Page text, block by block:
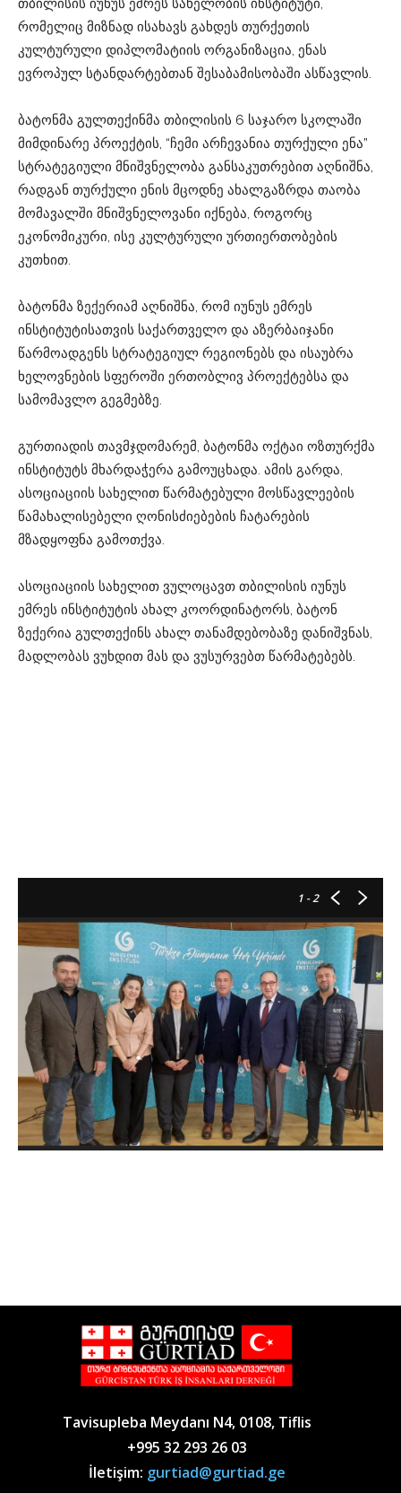
თბილისის იუნუს ემრეს სახელობის ინსტიტუტი,
რომელიც მიზნად ისახავს გახდეს თურქეთის
კულტურული დიპლომატიის ორგანიზაცია, ენას
ევროპულ სტანდარტებთან შესაბამისობაში ასწავლის.
ბატონმა გულთექინმა თბილისის 6 საჯარო სკოლაში
მიმდინარე პროექტის, “ჩემი არჩევანია თურქული ენა”
სტრატეგიული მნიშვნელობა განსაკუთრებით აღნიშნა,
რადგან თურქული ენის მცოდნე ახალგაზრდა თაობა
მომავალში მნიშვნელოვანი იქნება, როგორც
ეკონომიკური, ისე კულტურული ურთიერთობების
კუთხით.
ბატონმა ზექერიამ აღნიშნა, რომ იუნუს ემრეს
ინსტიტუტისათვის საქართველო და აზერბაიჯანი
წარმოადგენს სტრატეგიულ რეგიონებს და ისაუბრა
ხელოვნების სფეროში ერთობლივ პროექტებსა და
სამომავლო გეგმებზე.
გურთიადის თავმჯდომარემ, ბატონმა ოქტაი ოზთურქმა
ინსტიტუტს მხარდაჭერა გამოუცხადა. ამის გარდა,
ასოციაციის სახელით წარმატებული მოსწავლეების
წამახალისებელი ღონისძიებების ჩატარების
მზადყოფნა გამოთქვა.
ასოციაციის სახელით ვულოცავთ თბილისის იუნუს
ემრეს ინსტიტუტის ახალ კოორდინატორს, ბატონ
ზექერია გულთექინს ახალ თანამდებობაზე დანიშვნას,
მადლობას ვუხდით მას და ვუსურვებთ წარმატებებს.
1 - 2
Tavisupleba Meydanı N4, 0108, Tiflis
+995 32 293 26 03
İletişim: gurtiad@gurtiad.ge